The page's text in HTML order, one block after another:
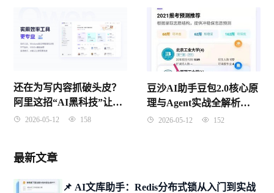
还在为写内容抓破头皮？
阿里这招“AI黑科技”让无
数打工人惊掉了下巴
2026-05-12 158
豆沙AI助手豆包2.0核心原
理与Agent实战全解析
（2026年4月版）
2026-05-12 152
最新文章
📌 ​AI文库助手：Redis分布式锁从入门到实战